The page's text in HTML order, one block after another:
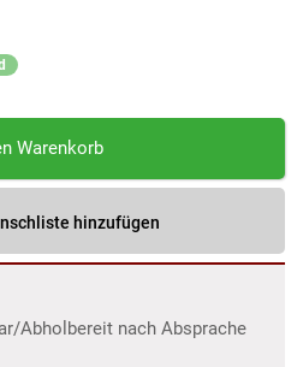
Warenkorb
hinzufügen
Abholbereit nach Absprache